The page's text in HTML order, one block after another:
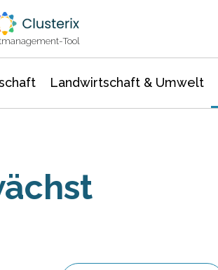
Tool
Landwirtschaft & Umwelt